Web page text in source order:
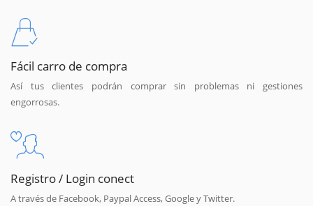
Fácil carro de compra
Así tus clientes podrán comprar sin problemas ni gestiones
engorrosas.
Registro / Login conect
A través de Facebook, Paypal Access, Google y Twitter.